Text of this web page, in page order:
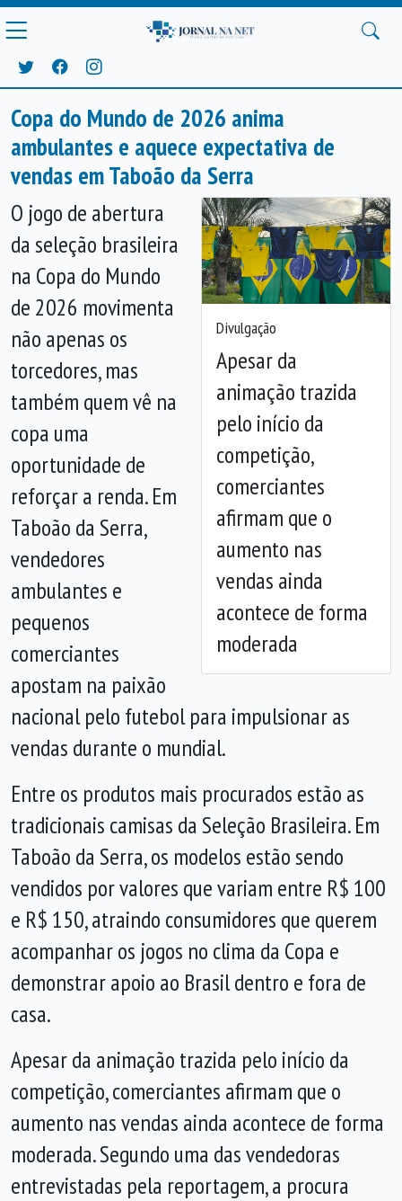
Copa do Mundo de 2026 anima
ambulantes e aquece expectativa de
vendas em Taboão da Serra
Divulgação
Apesar da
animação trazida
pelo início da
competição,
comerciantes
afirmam que o
aumento nas
vendas ainda
acontece de forma
moderada
Anterior
O jogo de abertura
da seleção brasileira
na Copa do Mundo
de 2026 movimenta
não apenas os
torcedores, mas
também quem vê na
copa uma
oportunidade de
reforçar a renda. Em
Taboão da Serra,
vendedores
ambulantes e
pequenos
comerciantes
apostam na paixão
nacional pelo futebol para impulsionar as
vendas durante o mundial.
Entre os produtos mais procurados estão as
tradicionais camisas da Seleção Brasileira. Em
Taboão da Serra, os modelos estão sendo
vendidos por valores que variam entre R$ 100
e R$ 150, atraindo consumidores que querem
acompanhar os jogos no clima da Copa e
demonstrar apoio ao Brasil dentro e fora de
casa.
Apesar da animação trazida pelo início da
competição, comerciantes afirmam que o
aumento nas vendas ainda acontece de forma
moderada. Segundo uma das vendedoras
entrevistadas pela reportagem, a procura